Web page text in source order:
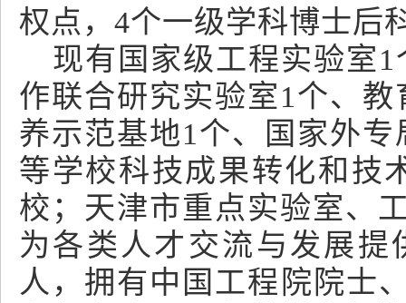
权点，4个一级学科博士后
现有国家级工程实验室
作联合研究实验室1个、
养示范基地1个、国家外
等学校科技成果转化和技
校；天津市重点实验室、
为各类人才交流与发展提
人，拥有中国工程院院士